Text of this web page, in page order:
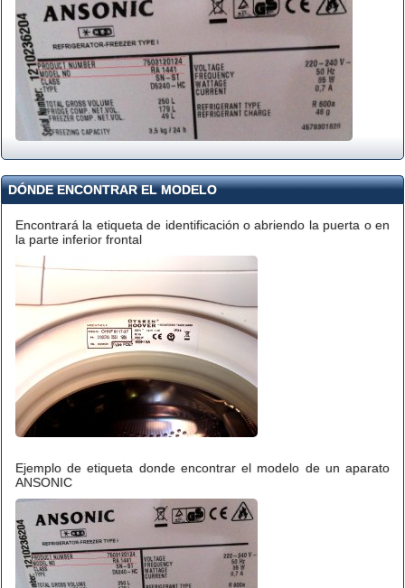
DÓNDE ENCONTRAR EL MODELO
Encontrará la etiqueta de identificación o abriendo la puerta o en
la parte inferior frontal
Ejemplo de etiqueta donde encontrar el modelo de un aparato
ANSONIC